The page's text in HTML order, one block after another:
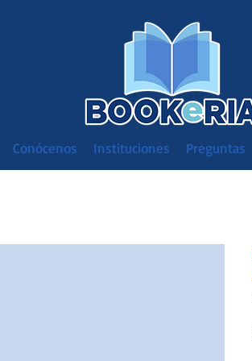
Conócenos Instituciones Preguntas